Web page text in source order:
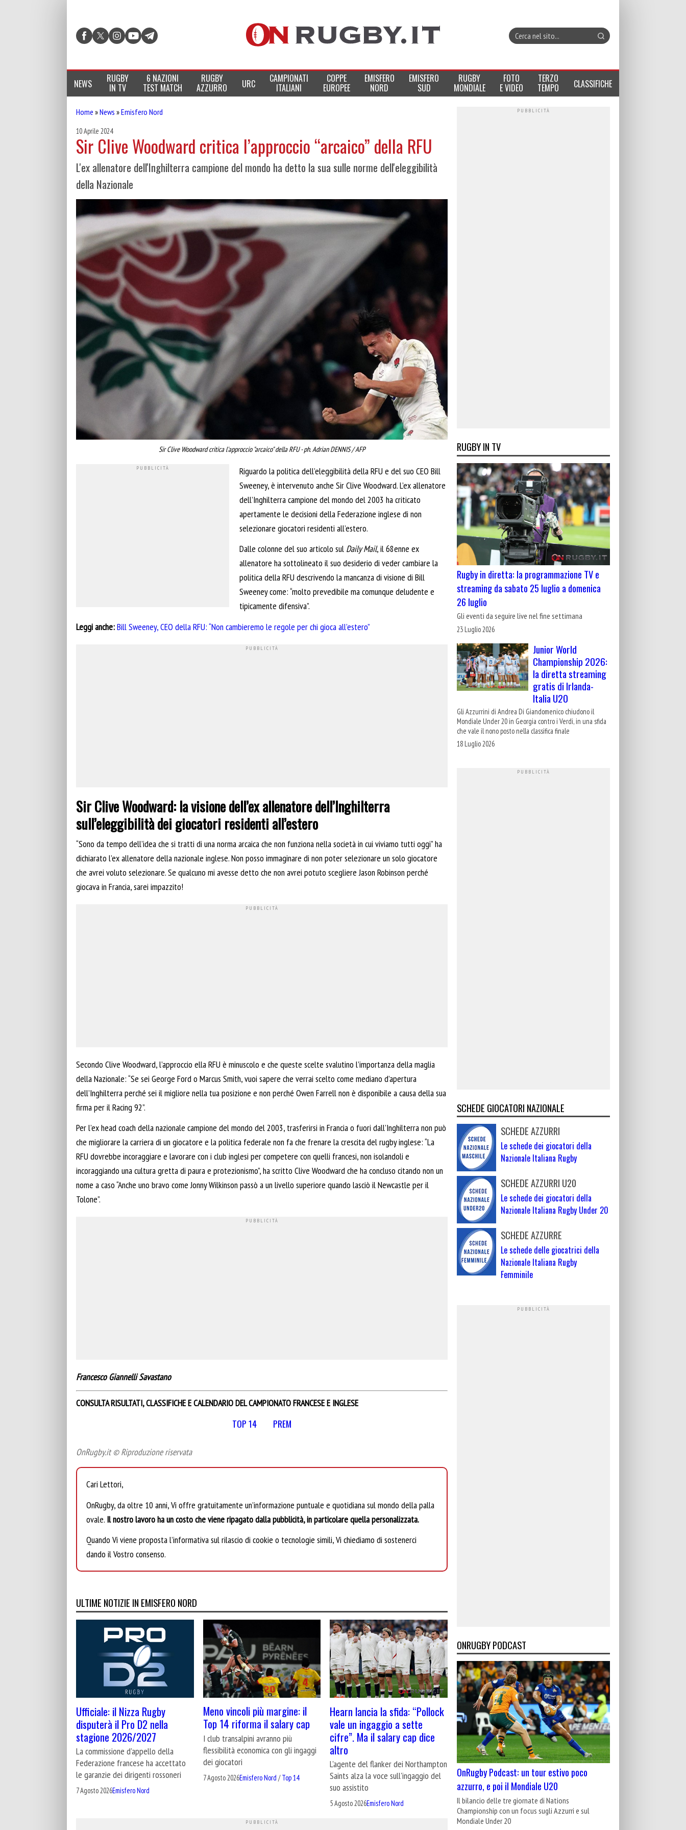
NEWS RUGBY
IN TV
6 NAZIONI
TEST MATCH
RUGBY
AZZURRO URC CAMPIONATI
ITALIANI
COPPE
EUROPEE
EMISFERO
NORD
EMISFERO
SUD
RUGBY
MONDIALE
FOTO
E VIDEO
TERZO
TEMPO CLASSIFICHE
Home »News »Emisfero Nord
10 Aprile 2024
Sir Clive Woodward critica l’approccio “arcaico” della RFU
L'ex allenatore dell'Inghilterra campione del mondo ha detto la sua sulle norme dell'eleggibilità
della Nazionale
Sir Clive Woodward critica l'approccio "arcaico" della RFU - ph. Adrian DENNIS / AFP
Riguardo la politica dell’eleggibilità della RFU e del suo CEO Bill
Sweeney, è intervenuto anche Sir Clive Woodward. L’ex allenatore
dell’Inghilterra campione del mondo del 2003 ha criticato
apertamente le decisioni della Federazione inglese di non
selezionare giocatori residenti all’estero.
Dalle colonne del suo articolo sul Daily Mail, il 68enne ex
allenatore ha sottolineato il suo desiderio di veder cambiare la
politica della RFU descrivendo la mancanza di visione di Bill
Sweeney come: “molto prevedibile ma comunque deludente e
tipicamente difensiva”.
Leggi anche:Bill Sweeney, CEO della RFU: “Non cambieremo le regole per chi gioca all’estero”
Sir Clive Woodward: la visione dell’ex allenatore dell’Inghilterra
sull’eleggibilità dei giocatori residenti all’estero
“Sono da tempo dell’idea che si tratti di una norma arcaica che non funziona nella società in cui viviamo tutti oggi” ha
dichiarato l’ex allenatore della nazionale inglese. Non posso immaginare di non poter selezionare un solo giocatore
che avrei voluto selezionare. Se qualcuno mi avesse detto che non avrei potuto scegliere Jason Robinson perché
giocava in Francia, sarei impazzito!
Secondo Clive Woodward, l’approccio ella RFU è minuscolo e che queste scelte svalutino l’importanza della maglia
della Nazionale: “Se sei George Ford o Marcus Smith, vuoi sapere che verrai scelto come mediano d’apertura
dell’Inghilterra perché sei il migliore nella tua posizione e non perché Owen Farrell non è disponibile a causa della sua
firma per il Racing 92”.
Per l’ex head coach della nazionale campione del mondo del 2003, trasferirsi in Francia o fuori dall’Inghilterra non può
che migliorare la carriera di un giocatore e la politica federale non fa che frenare la crescita del rugby inglese: “La
RFU dovrebbe incoraggiare e lavorare con i club inglesi per competere con quelli francesi, non isolandoli e
incoraggiando una cultura gretta di paura e protezionismo”, ha scritto Clive Woodward che ha concluso citando non un
nome a caso “Anche uno bravo come Jonny Wilkinson passò a un livello superiore quando lasciò il Newcastle per il
Tolone”.
Francesco Giannelli Savastano
CONSULTA RISULTATI, CLASSIFICHE E CALENDARIO DEL CAMPIONATO FRANCESE E INGLESE
TOP 14 PREM
OnRugby.it © Riproduzione riservata
Cari Lettori,
OnRugby, da oltre 10 anni, Vi offre gratuitamente un’informazione puntuale e quotidiana sul mondo della palla
ovale. Il nostro lavoro ha un costo che viene ripagato dalla pubblicità, in particolare quella personalizzata.
Quando Vi viene proposta l’informativa sul rilascio di cookie o tecnologie simili, Vi chiediamo di sostenerci
dando il Vostro consenso.
ULTIME NOTIZIE IN EMISFERO NORD
Ufficiale: il Nizza Rugby
disputerà il Pro D2 nella
stagione 2026/2027
La commissione d'appello della
Federazione francese ha accettato
le garanzie dei dirigenti rossoneri
7 Agosto 2026Emisfero Nord
Meno vincoli più margine: il
Top 14 riforma il salary cap
I club transalpini avranno più
flessibilità economica con gli ingaggi
dei giocatori
7 Agosto 2026Emisfero Nord /Top 14
Hearn lancia la sfida: “Pollock
vale un ingaggio a sette
cifre”. Ma il salary cap dice
altro
L'agente del flanker dei Northampton
Saints alza la voce sull'ingaggio del
suo assistito
5 Agosto 2026Emisfero Nord
RUGBY IN TV
Rugby in diretta: la programmazione TV e
streaming da sabato 25 luglio a domenica
26 luglio
Gli eventi da seguire live nel fine settimana
23 Luglio 2026
Junior World
Championship 2026:
la diretta streaming
gratis di Irlanda-
Italia U20
Gli Azzurrini di Andrea Di Giandomenico chiudono il
Mondiale Under 20 in Georgia contro i Verdi, in una sfida
che vale il nono posto nella classifica finale
18 Luglio 2026
SCHEDE GIOCATORI NAZIONALE
SCHEDE AZZURRI
Le schede dei giocatori della
Nazionale Italiana Rugby
SCHEDE AZZURRI U20
Le schede dei giocatori della
Nazionale Italiana Rugby Under 20
SCHEDE AZZURRE
Le schede delle giocatrici della
Nazionale Italiana Rugby
Femminile
ONRUGBY PODCAST
OnRugby Podcast: un tour estivo poco
azzurro, e poi il Mondiale U20
Il bilancio delle tre giornate di Nations
Championship con un focus sugli Azzurri e sul
Mondiale Under 20